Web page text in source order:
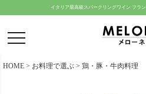
イタリア最高級スパークリングワイン フラ
HOME お料理で選ぶ 鶏・豚・牛肉料理